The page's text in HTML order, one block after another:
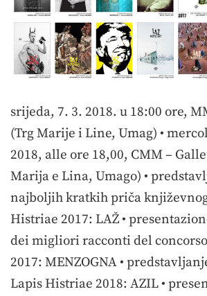
srijeda, 7. 3. 2018. u 18:00 ore,
(Trg Marije i Line, Umag) •
2018, alle ore 18,00, CMM –
Marija e Lina, Umago) •
najboljih kratkih priča
Histriae 2017: LAŽ •
dei migliori racconti del
2017: MENZOGNA •
Lapis Histriae 2018: AZIL •